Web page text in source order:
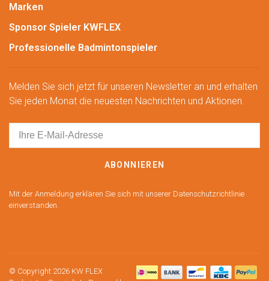
Marken
Sponsor Spieler KWFLEX
Professionelle Badmintonspieler
Melden Sie sich jetzt für unseren Newsletter an und erhalten
Sie jeden Monat die neuesten Nachrichten und Aktionen.
ABONNIEREN
Mit der Anmeldung erklären Sie sich mit unserer Datenschutzrichtlinie
einverstanden.
© Copyright 2026 KW FLEX